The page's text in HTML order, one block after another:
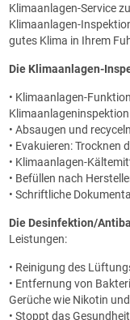
Klimaanlagen-Service
Klimaanlagen-
gutes Klima in Ihrem
Die Klimaanlagen-
• Klimaanlagen-
Klimaanlageninspektion
• Absaugen und
• Evakuieren: Trocknen
• Klimaanlagen-
• Befüllen nach
• Schriftliche
Die Desinfektion/
Leistungen:
• Reinigung des
• Entfernung von
Gerüche wie Nikotin
• Stoppt das